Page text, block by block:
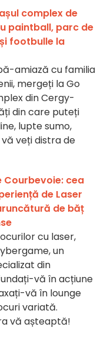
complex de
paintball, parc de
footbulle la
amiază cu familia
mergeți la Go
din Cergy-
din care puteți
lupte sumo,
veți distra de
Courbevoie: cea
de Laser
de băț
cu laser,
un
din
vă în acțiune
vă în lounge
variată.
vă așteaptă!